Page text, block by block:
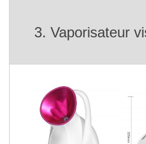
3. Vaporisateur